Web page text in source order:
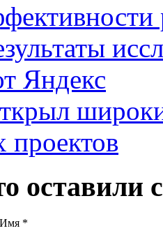
Яндекс
проектов
оставили
Имя *